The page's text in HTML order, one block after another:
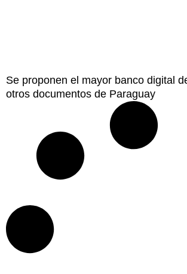
Se proponen el mayor banco digital
otros documentos de Paraguay